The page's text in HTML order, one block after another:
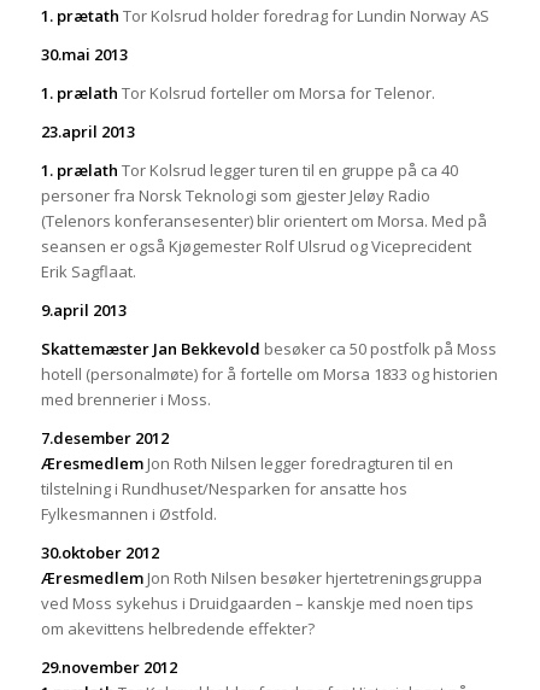
1. prætath Tor Kolsrud holder foredrag for Lundin Norway AS
30.mai 2013
1. prælath Tor Kolsrud forteller om Morsa for Telenor.
23.april 2013
1. prælath Tor Kolsrud legger turen til en gruppe på ca 40
personer fra Norsk Teknologi som gjester Jeløy Radio
(Telenors konferansesenter) blir orientert om Morsa. Med på
seansen er også Kjøgemester Rolf Ulsrud og Viceprecident
Erik Sagflaat.
9.april 2013
Skattemæster Jan Bekkevold besøker ca 50 postfolk på Moss
hotell (personalmøte) for å fortelle om Morsa 1833 og historien
med brennerier i Moss.
7.desember 2012
Æresmedlem Jon Roth Nilsen legger foredragturen til en
tilstelning i Rundhuset/Nesparken for ansatte hos
Fylkesmannen i Østfold.
30.oktober 2012
Æresmedlem Jon Roth Nilsen besøker hjertetreningsgruppa
ved Moss sykehus i Druidgaarden – kanskje med noen tips
om akevittens helbredende effekter?
29.november 2012